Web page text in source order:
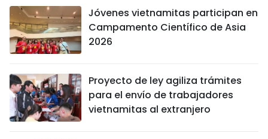
Jóvenes vietnamitas participan en
Campamento Científico de Asia
2026
Proyecto de ley agiliza trámites
para el envío de trabajadores
vietnamitas al extranjero